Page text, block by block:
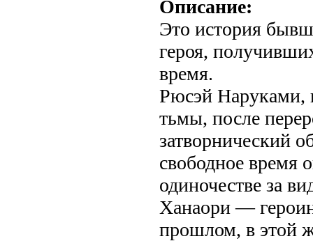
Описание:
Это история
героя,
время.
Рюсэй Наруками,
тьмы, после
затворнический
свободное время
одиночестве за
Ханаори —
прошлом, в этой